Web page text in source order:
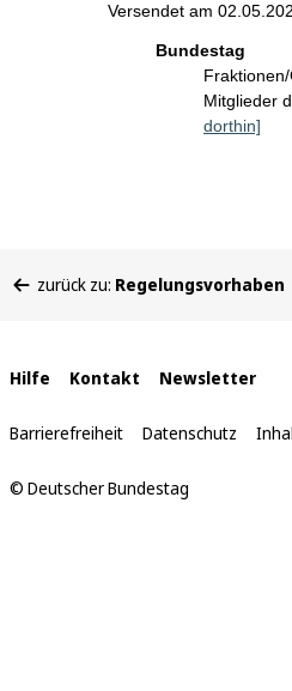
Versendet am
Bundestag
Mitglieder
dorthin]
befinden
zurück zu: Regelungsvorhaben
Interne
Links
Hilfe Kontakt Newsletter
Barrierefreiheit Datenschutz
© Deutscher Bundestag